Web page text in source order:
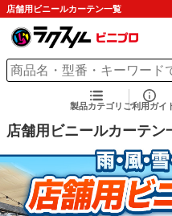
店舗用ビニールカーテン一覧
製品カテゴリ ご利用ガイ
店舗用ビニールカーテン